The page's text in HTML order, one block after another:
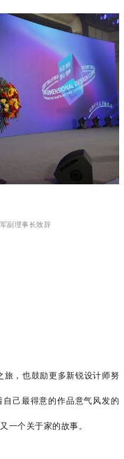
副理事长致辞
旅，也鼓励更多新锐设计师努
己最得意的作品意气风发的
一个关于家的故事。